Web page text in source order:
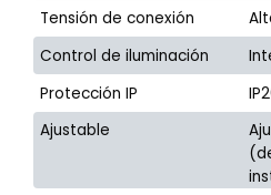
Tensión de conexión
Control de iluminación
Protección IP
Ajustable